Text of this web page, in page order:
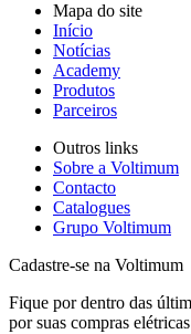
Mapa do site
Início
Notícias
Academy
Produtos
Parceiros
Outros links
Sobre a Voltimum
Contacto
Catalogues
Grupo Voltimum
Cadastre-se na Voltimum
Fique por dentro das
por suas compras